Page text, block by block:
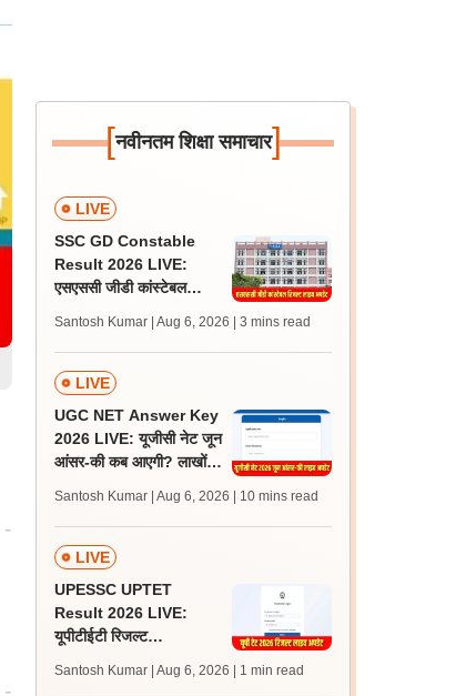
[नवीनतम शिक्षा समाचार]
LIVE
SSC GD Constable
Result 2026 LIVE:
एसएससी जीडी कांस्टेबल
लेटेस्ट अपडेट, स्कोरकार्ड लिंक
Santosh Kumar | Aug 6, 2026 | 3 mins read
LIVE
UGC NET Answer Key
2026 LIVE: यूजीसी नेट जून
आंसर-की कब आएगी? लाखों
Santosh Kumar | Aug 6, 2026 | 10 mins read
LIVE
UPESSC UPTET
Result 2026 LIVE:
यूपीटीईटी रिजल्ट
जल्द, जानें लेटेस्ट अपडेट,
Santosh Kumar | Aug 6, 2026 | 1 min read